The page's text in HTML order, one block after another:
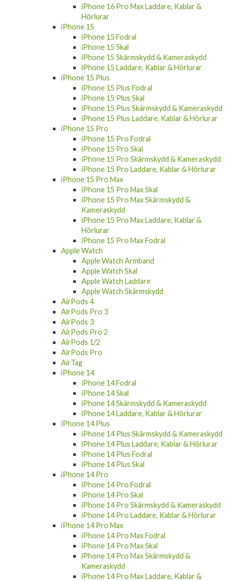
iPhone 16 Pro Max Laddare, Kablar &
Hörlurar
iPhone 15
iPhone 15 Fodral
iPhone 15 Skal
iPhone 15 Skärmskydd & Kameraskydd
iPhone 15 Laddare, Kablar & Hörlurar
iPhone 15 Plus
iPhone 15 Plus Fodral
iPhone 15 Plus Skal
iPhone 15 Plus Skärmskydd & Kameraskydd
iPhone 15 Plus Laddare, Kablar & Hörlurar
iPhone 15 Pro
iPhone 15 Pro Fodral
iPhone 15 Pro Skal
iPhone 15 Pro Skärmskydd & Kameraskydd
iPhone 15 Pro Laddare, Kablar & Hörlurar
iPhone 15 Pro Max
iPhone 15 Pro Max Skal
iPhone 15 Pro Max Skärmskydd &
Kameraskydd
iPhone 15 Pro Max Laddare, Kablar &
Hörlurar
iPhone 15 Pro Max Fodral
Apple Watch
Apple Watch Armband
Apple Watch Skal
Apple Watch Laddare
Apple Watch Skärmskydd
AirPods 4
AirPods Pro 3
AirPods 3
AirPods Pro 2
AirPods 1/2
AirPods Pro
AirTag
iPhone 14
iPhone 14 Fodral
iPhone 14 Skal
iPhone 14 Skärmskydd & Kameraskydd
iPhone 14 Laddare, Kablar & Hörlurar
iPhone 14 Plus
iPhone 14 Plus Skärmskydd & Kameraskydd
iPhone 14 Plus Laddare, Kablar & Hörlurar
iPhone 14 Plus Fodral
iPhone 14 Plus Skal
iPhone 14 Pro
iPhone 14 Pro Fodral
iPhone 14 Pro Skal
iPhone 14 Pro Skärmskydd & Kameraskydd
iPhone 14 Pro Laddare, Kablar & Hörlurar
iPhone 14 Pro Max
iPhone 14 Pro Max Fodral
iPhone 14 Pro Max Skal
iPhone 14 Pro Max Skärmskydd &
Kameraskydd
iPhone 14 Pro Max Laddare, Kablar &